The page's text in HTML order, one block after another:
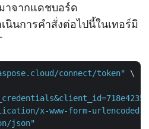
าจากแดชบอร์ด
นินการคำสั่งต่อไปนี้ในเทอร์มิ
connect/token"
\
x-www-form-urlencoded"
json"